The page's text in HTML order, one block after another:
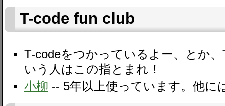
T-code fun club
T-codeをつかっているよー、とか
いう人はこの指とまれ！
小柳 -- 5年以上使っています。他に